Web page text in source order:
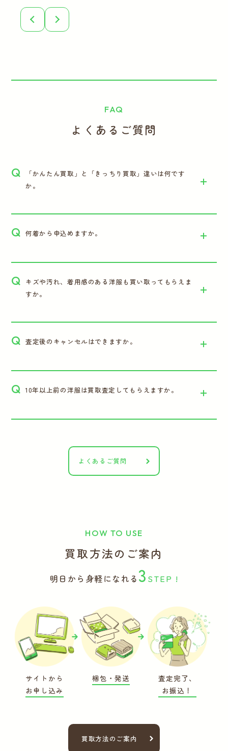
FAQ
よくあるご質問
Q
「かんたん買取」と「きっちり買取」違いは何です
か。
Q 何着から申込めますか。
Q キズや汚れ、着用感のある洋服も買い取ってもらえま
すか。
Q 査定後のキャンセルはできますか。
Q 10年以上前の洋服は買取査定してもらえますか。
よくあるご質問
HOW TO USE
買取方法のご案内
明日から身軽になれる 3 STEP !
サイトから
お申し込み
梱包・発送
査定完了、
お振込！
買取方法のご案内